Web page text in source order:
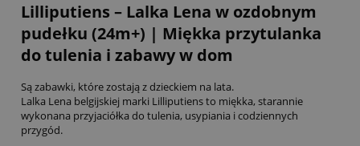
Lilliputiens – Lalka Lena w ozdobnym
pudełku (24m+) | Miękka przytulanka
do tulenia i zabawy w dom
Są zabawki, które zostają z dzieckiem na lata.
Lalka Lena belgijskiej marki Lilliputiens to miękka, starannie
wykonana przyjaciółka do tulenia, usypiania i codziennych
przygód.